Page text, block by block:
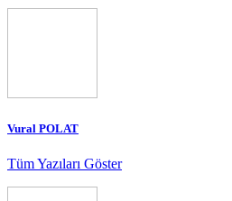
Vural POLAT
Tüm Yazıları Göster